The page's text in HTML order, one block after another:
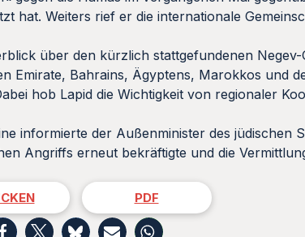
hat. Weiters rief er die internationale
über den kürzlich stattgefundenen Negev-
Emirate, Bahrains, Ägyptens, Marokkos und
hob Lapid die Wichtigkeit von regionaler
informierte der Außenminister des jüdischen
Angriffs erneut bekräftigte und die
PDF